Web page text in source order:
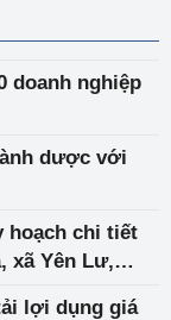
doanh nghiệp
dược với
hoạch chi tiết
xã Yên Lư,
lợi dụng giá